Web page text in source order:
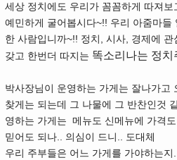
세상 정치에도 우리가 꼼꼼하게 따져보
예민하게 굴어봅시다~!! 우리 아줌마
한 사람입니까~!! 정치, 시사, 경제에 관
갖고 한번더 따지는 똑소리나는 정치
박사장님이 운영하는 가게는 잘나가고
찾게는 되는데 그 나물에 그 반찬인것
영하는 가게는 메뉴도 신메뉴에 가격
믿어도 되나.. 의심이 드니.. 도대체
우리 주부들은 어느 가게를 가야하는